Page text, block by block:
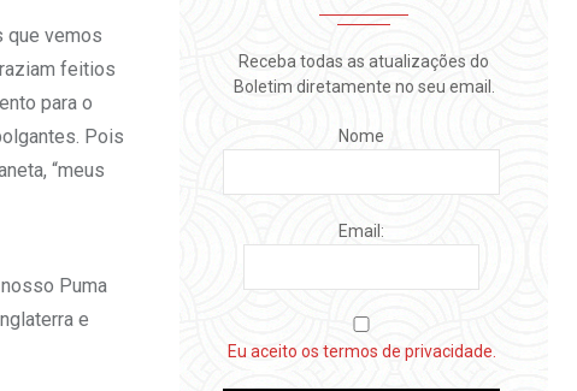
que vemos
feitios
para o
Pois
“meus
Puma
e
Receba todas as atualizações do
Boletim diretamente no seu email.
Nome
Email:
Eu aceito os termos de privacidade.